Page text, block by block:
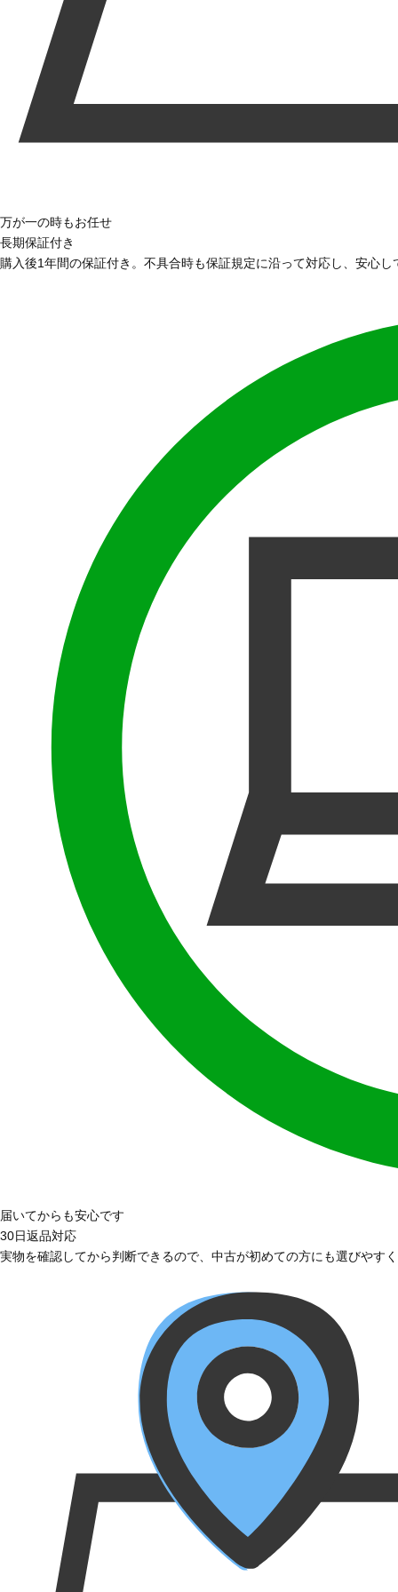
万が一の時もお任せ
長期保証付き
購入後1年間の保証付き。不具合時も保証規定に沿って対応し、安心
届いてからも安心です
30日返品対応
実物を確認してから判断できるので、中古が初めての方にも選びやす